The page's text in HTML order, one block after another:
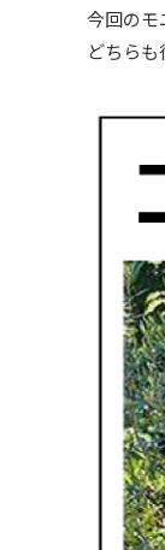
今回のモ
どちら